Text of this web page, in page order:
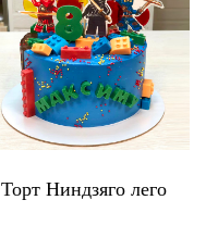
Торт Ниндзяго лего